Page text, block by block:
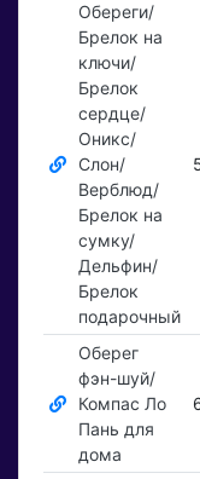
Обереги/
Брелок на
ключи/
Брелок
сердце/
Оникс/
Слон/
Верблюд/
Брелок на
сумку/
Дельфин/
Брелок
подарочный
Оберег
фэн-шуй/
Компас Ло
Пань для
дома